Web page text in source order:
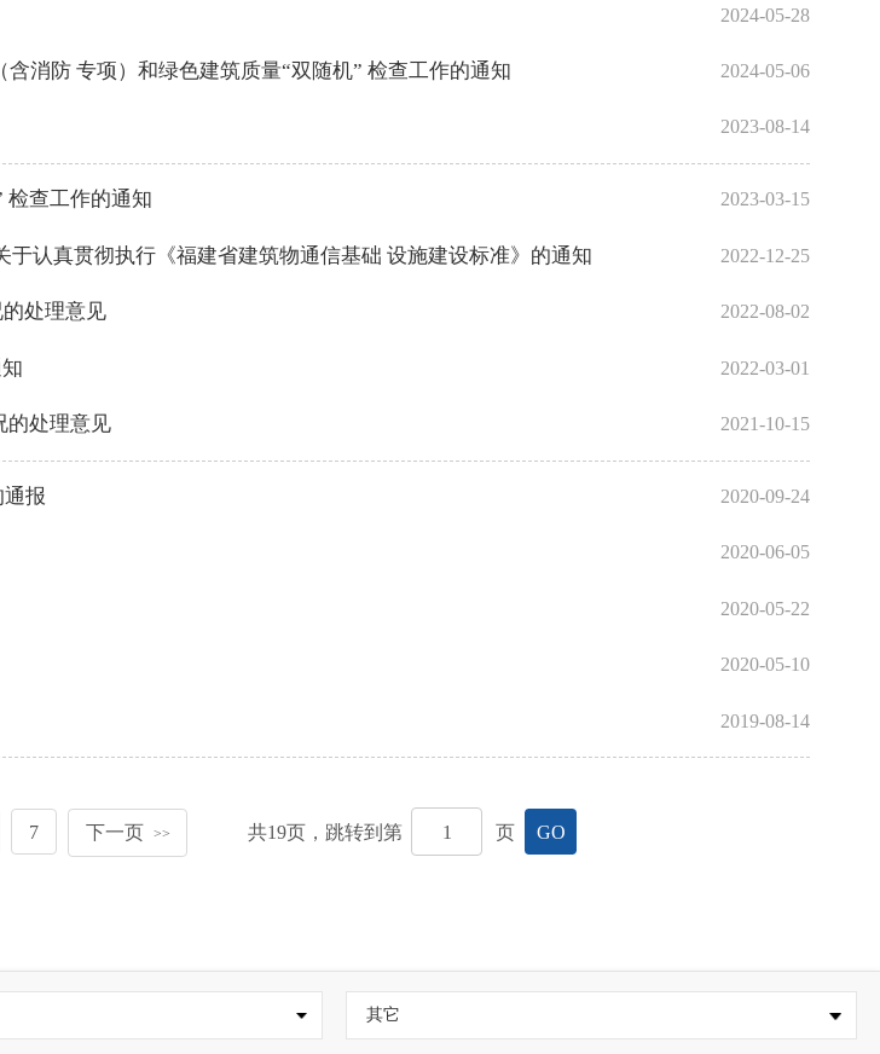
2024-05-28
消防 专项）和绿色建筑质量“双随机” 检查工作的通知 2024-05-06
2023-08-14
检查工作的通知 2023-03-15
认真贯彻执行《福建省建筑物通信基础 设施建设标准》的通知 2022-12-25
处理意见 2022-08-02
2022-03-01
的处理意见 2021-10-15
报 2020-09-24
2020-06-05
2020-05-22
2020-05-10
2019-08-14
7 下一页 >> 共19页，跳转到第 页 GO
其它